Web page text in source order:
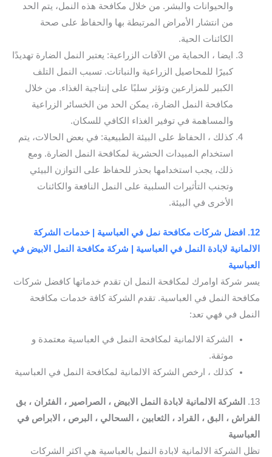
والحيوانات والبشر. من خلال مكافحة هذه النمل، يتم الحد
من انتشار الأمراض المرتبطة بها والحفاظ على صحة
الكائنات الحية.
ايضا ، الحماية من الآفات الزراعية: يعتبر النمل الضارة تهديدًا
كبيرًا للمحاصيل الزراعية والنباتات. تسبب النمل التلف
الكبير للمزارعين وتؤثر سلبًا على إنتاجية الغذاء. من خلال
مكافحة النمل الضارة، يمكن الحد من الخسائر الزراعية
والمساهمة في توفير الغذاء الكافي للسكان.
كذلك ، الحفاظ على البيئة الطبيعية: في بعض الحالات، يتم
استخدام المبيدات الحشرية لمكافحة النمل الضارة. ومع
ذلك، يجب استخدامها بحذر للحفاظ على التوازن البيئي
وتجنب التأثيرات السلبية على النمل النافعة والكائنات
الأخرى في البيئة.
12. افضل شركات مكافحة نمل في العباسية | خدمات الشركة
الالمانية لابادة النمل في العباسية | شركة مكافحة النمل الابيض في
العباسية
يسر شركة اوامرك لمكافحة النمل ان تقدم خدماتها كافضل شركات
مكافحة النمل في العباسية. تقدم الشركة كافة خدمات مكافحة
النمل في فهي تعد:
الشركة الالمانية لمكافحة النمل في العباسية معتمدة و
موثقة.
كذلك ، ارخص الشركة الالمانية لمكافحة النمل في العباسية
13.
الشركة الالمانية لابادة النمل الابيض ، الصراصير ، الفئران ، بق
الفراش ، البق ، القراد ، الثعابين ، السحالي ، البرص ، الابراص في
العباسية
تظل الشركة الالمانية لابادة النمل بالعباسية هي اكثر الشركات